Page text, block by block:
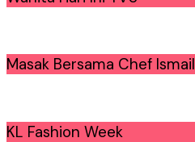
Masak Bersama Chef Ismail
KL Fashion Week